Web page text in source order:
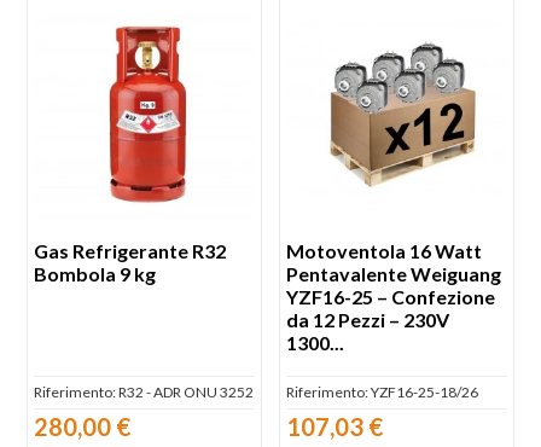
Gas Refrigerante R32
Bombola 9 kg
Riferimento:R32 - ADR ONU 3252
280,00 €
Motoventola 16 Watt
Pentavalente Weiguang
YZF16-25 – Confezione
da 12 Pezzi – 230V
1300...
Riferimento:YZF16-25-18/26
107,03 €